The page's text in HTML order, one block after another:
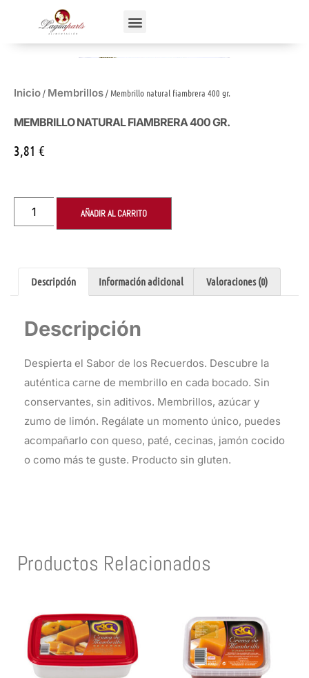
Inicio/ Membrillos/ Membrillo natural fiambrera 400 gr.
MEMBRILLO NATURAL FIAMBRERA 400 GR.
3,81 €
AÑADIR AL CARRITO
Descripción Información adicional Valoraciones (0)
Descripción
Despierta el Sabor de los Recuerdos. Descubre la
auténtica carne de membrillo en cada bocado. Sin
conservantes, sin aditivos. Membrillos, azúcar y
zumo de limón. Regálate un momento único, puedes
acompañarlo con queso, paté, cecinas, jamón cocido
o como más te guste. Producto sin gluten.
Productos Relacionados